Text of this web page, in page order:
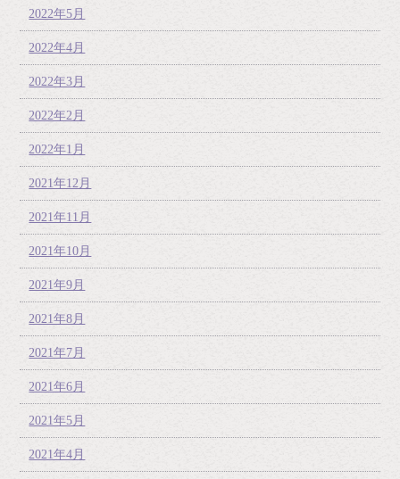
2022年5月
2022年4月
2022年3月
2022年2月
2022年1月
2021年12月
2021年11月
2021年10月
2021年9月
2021年8月
2021年7月
2021年6月
2021年5月
2021年4月